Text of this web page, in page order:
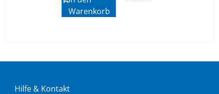
Warenkorb
Hil­fe & Kon­takt